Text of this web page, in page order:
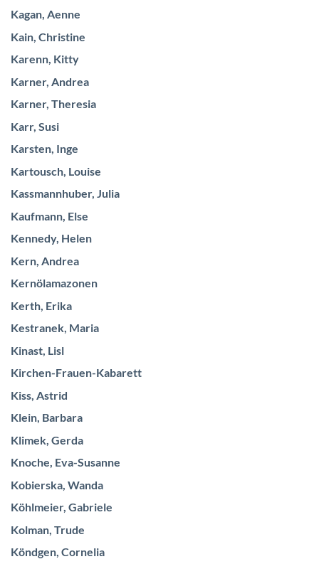
Kagan, Aenne
Kain, Christine
Karenn, Kitty
Karner, Andrea
Karner, Theresia
Karr, Susi
Karsten, Inge
Kartousch, Louise
Kassmannhuber, Julia
Kaufmann, Else
Kennedy, Helen
Kern, Andrea
Kernölamazonen
Kerth, Erika
Kestranek, Maria
Kinast, Lisl
Kirchen-Frauen-Kabarett
Kiss, Astrid
Klein, Barbara
Klimek, Gerda
Knoche, Eva-Susanne
Kobierska, Wanda
Köhlmeier, Gabriele
Kolman, Trude
Köndgen, Cornelia